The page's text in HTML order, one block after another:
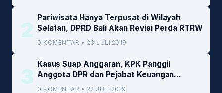
2
Pariwisata Hanya Terpusat di Wilayah
Selatan, DPRD Bali Akan Revisi Perda RTRW
0 KOMENTAR • 23 JULI 2019
3
Kasus Suap Anggaran, KPK Panggil
Anggota DPR dan Pejabat Keuangan
Kemenkeu
0 KOMENTAR • 22 JULI 2019